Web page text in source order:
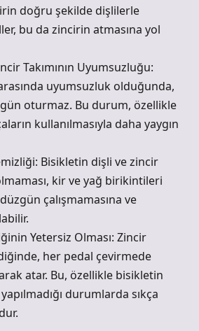
doğru şekilde dişlilerle
bu da zincirin atmasına yol
Takımının Uyumsuzluğu:
uyumsuzluk olduğunda,
oturmaz. Bu durum, özellikle
kullanılmasıyla daha yaygın
Bisikletin dişli ve zincir
kir ve yağ birikintileri
çalışmamasına ve
Yetersiz Olması: Zincir
her pedal çevirmede
atar. Bu, özellikle bisikletin
durumlarda sıkça